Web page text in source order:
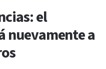
el
nuevamente a